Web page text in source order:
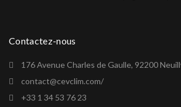
Contactez-nous
176 Avenue Charles de Gaulle, 92200
contact@cevclim.com/
+33 1 34 53 76 23